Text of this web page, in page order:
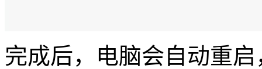
完成后，电脑会自动重